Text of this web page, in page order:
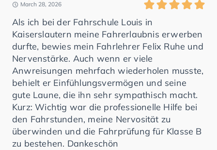
March 28, 2026
Als ich bei der Fahrschule Louis in
Kaiserslautern meine Fahrerlaubnis erwerben
durfte, bewies mein Fahrlehrer Felix Ruhe und
Nervenstärke. Auch wenn er viele
Anwreisungen mehrfach wiederholen musste,
behielt er Einfühlungsvermögen und seine
gute Laune, die ihn sehr sympathisch macht.
Kurz: Wichtig war die professionelle Hilfe bei
den Fahrstunden, meine Nervosität zu
überwinden und die Fahrprüfung für Klasse B
zu bestehen. Dankeschön